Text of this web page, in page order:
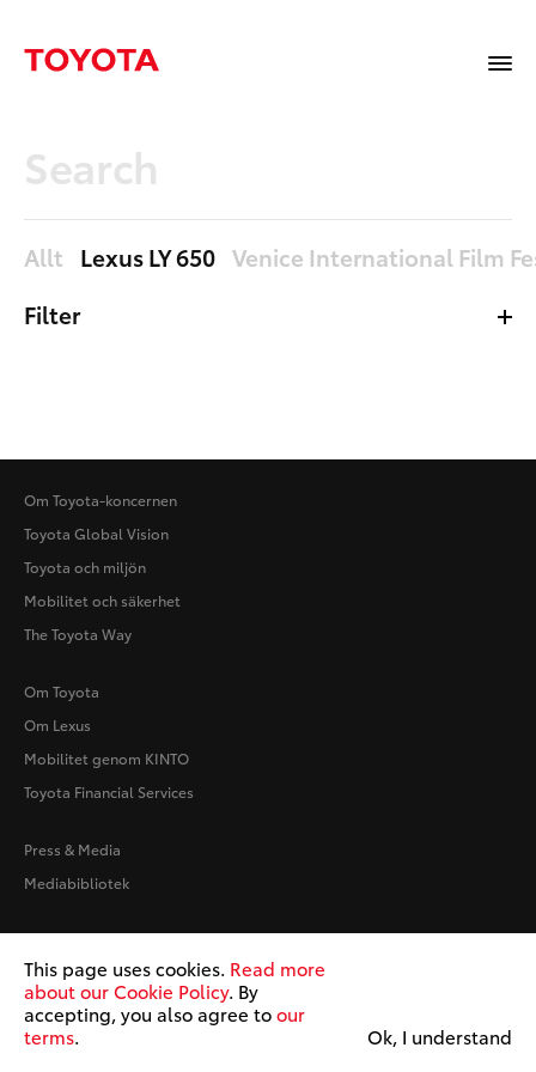
Allt Lexus LY 650 Venice International Film
Filter
This page uses cookies. Read more
about our Cookie Policy. By
accepting, you also agree toour
terms. Ok, I understand
Om Toyota-koncernen
Toyota Global Vision
Toyota och miljön
Mobilitet och säkerhet
The Toyota Way
Om Toyota
Om Lexus
Mobilitet genom KINTO
Toyota Financial Services
Press & Media
Mediabibliotek
Användarvillkor
Cookiepolicy
Copyright © Toyota